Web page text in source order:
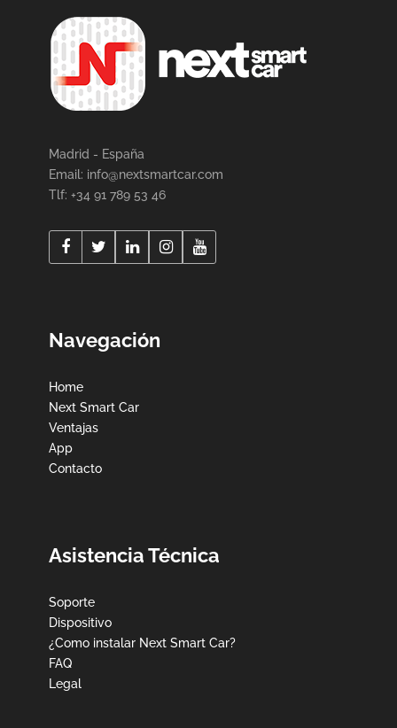
Madrid - España
Email: info@nextsmartcar.com
Tlf: +34 91 789 53 46
Navegación
Home
Next Smart Car
Ventajas
App
Contacto
Asistencia Técnica
Soporte
Dispositivo
¿Como instalar Next Smart Car?
FAQ
Legal